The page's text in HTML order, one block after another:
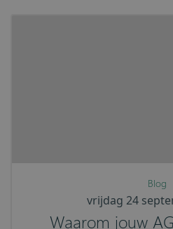
Blog
vrijdag 24
Waarom jouw